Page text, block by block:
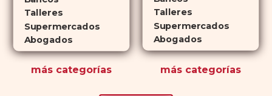
Talleres
Supermercados
Abogados
más categorías
Talleres
Supermercados
Abogados
máscategorías